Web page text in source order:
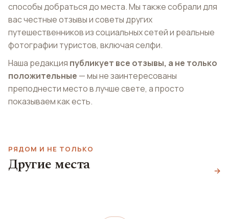
способы добраться до места. Мы также собрали для
вас честные отзывы и советы других
путешественников из социальных сетей и реальные
фотографии туристов, включая селфи.
Наша редакция публикует все отзывы, а не только
положительные — мы не заинтересованы
преподнести место в лучше свете, а просто
показываем как есть.
РЯДОМ И НЕ ТОЛЬКО
Другие места →
Дом искусства